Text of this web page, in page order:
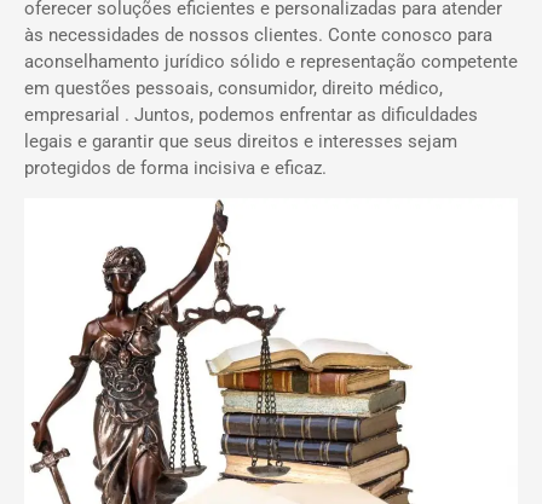
oferecer soluções eficientes e personalizadas para atender
às necessidades de nossos clientes. Conte conosco para
aconselhamento jurídico sólido e representação competente
em questões pessoais, consumidor, direito médico,
empresarial . Juntos, podemos enfrentar as dificuldades
legais e garantir que seus direitos e interesses sejam
protegidos de forma incisiva e eficaz.